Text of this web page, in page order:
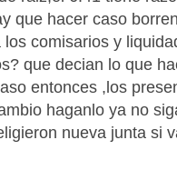
que hacer caso
los comisarios y
que decian lo que
entonces ,los
haganlo ya no
nueva junta si